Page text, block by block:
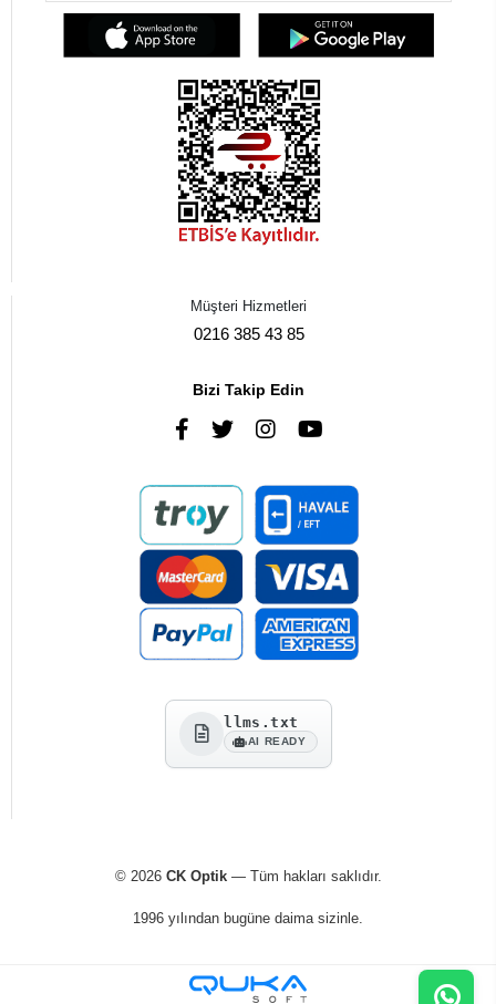
Müşteri Hizmetleri
0216 385 43 85
Bizi Takip Edin
llms.txt
AI READY
© 2026 CK Optik— Tüm hakları saklıdır.
1996 yılından bugüne daima sizinle.